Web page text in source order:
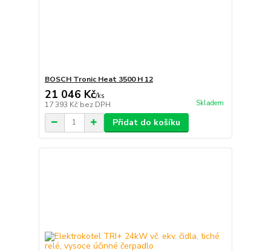
BOSCH Tronic Heat 3500 H 12
21 046 Kč/ks
17 393 Kč bez DPH Skladem
Přidat do košíku